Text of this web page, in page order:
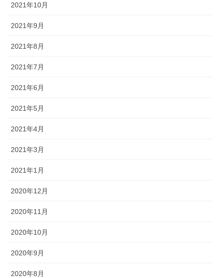
2021年10月
2021年9月
2021年8月
2021年7月
2021年6月
2021年5月
2021年4月
2021年3月
2021年1月
2020年12月
2020年11月
2020年10月
2020年9月
2020年8月